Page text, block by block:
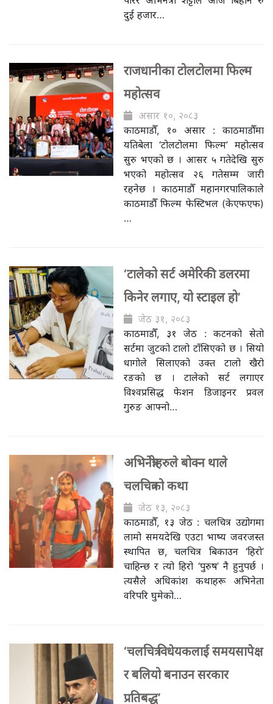
दुई हजार…
राजधानीका टोलटोलमा फिल्म
महोत्सव
असार १०, २०८३
काठमाडौँ, १० असार : काठमाडौँमा
यतिबेला ‘टोलटोलमा फिल्म’ महोत्सव
सुरु भएको छ । आसर ५ गतेदेखि सुरु
भएको महोत्सव २६ गतेसम्म जारी
रहनेछ । काठमाडौँ महानगरपालिकाले
काठमाडौँ फिल्म फेस्टिभल (केएफएफ)
…
‘टालेको सर्ट अमेरिकी डलरमा
किनेर लगाए, यो स्टाइल हो’
जेठ ३१, २०८३
काठमाडौँ, ३१ जेठ : कटनको सेतो
सर्टमा जुटको टालो टाँसिएको छ । सियो
धागोले सिलाएको उक्त टालो खैरो
रङको छ । टालेको सर्ट लगाएर
विश्वप्रसिद्ध फेशन डिजाइनर प्रवल
गुरुङ आफ्नो…
अभिनेत्रीहरुले बोक्न थाले
चलचित्रको कथा
जेठ १३, २०८३
काठमाडौँ, १३ जेठ : चलचित्र उद्योगमा
लामो समयदेखि एउटा भाष्य जवरजस्त
स्थापित छ, चलचित्र बिकाउन ‘हिरो’
चाहिन्छ र त्यो हिरो ‘पुरुष’ नै हुनुपर्छ ।
त्यसैले अधिकांश कथाहरू अभिनेता
वरिपरि घुमेको…
‘चलचित्र विधेयकलाई समयसापेक्ष
र बलियो बनाउन सरकार
प्रतिबद्ध’